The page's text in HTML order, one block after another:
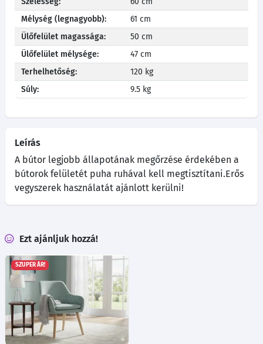
Mélység (legnagyobb):
61 cm
Ülőfelület magassága:
50 cm
Ülőfelület mélysége:
47 cm
Terhelhetőség:
120 kg
Súly:
9.5 kg
Leírás
A bútor legjobb állapotának megőrzése érdekében a
bútorok felületét puha ruhával kell megtisztítani.Erős
vegyszerek használatát ajánlott kerülni!
Ezt ajánljuk hozzá!
SZUPER ÁR!